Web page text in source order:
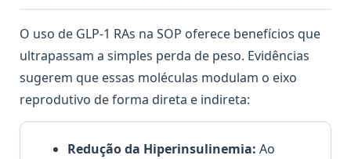
O uso de GLP-1 RAs na SOP oferece benefícios que
ultrapassam a simples perda de peso. Evidências
sugerem que essas moléculas modulam o eixo
reprodutivo de forma direta e indireta:
Redução da Hiperinsulinemia: Ao